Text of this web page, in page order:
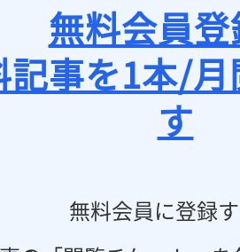
無料会員
記事を1本/
す
無料会員に登録